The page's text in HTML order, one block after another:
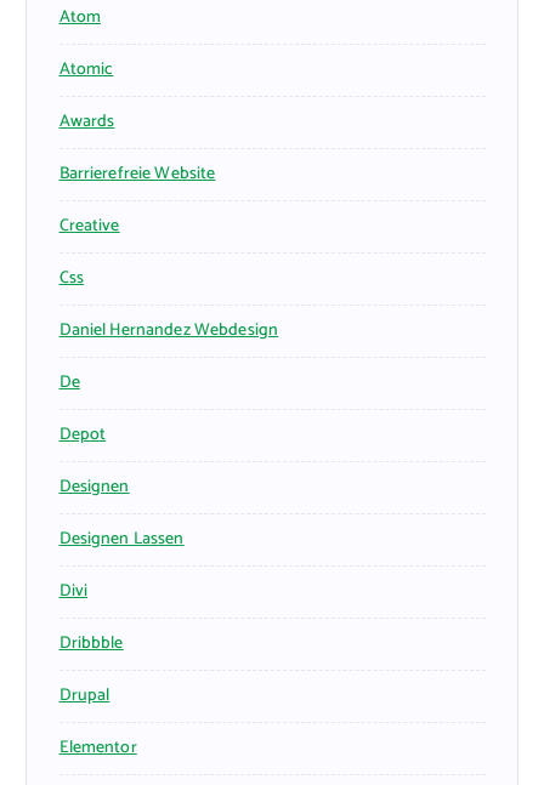
Atom
Atomic
Awards
Barrierefreie Website
Creative
Css
Daniel Hernandez Webdesign
De
Depot
Designen
Designen Lassen
Divi
Dribbble
Drupal
Elementor